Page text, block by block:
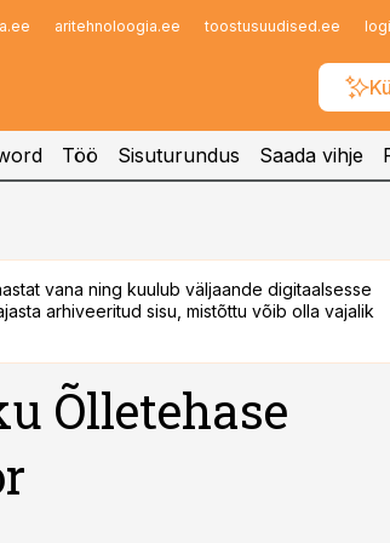
aritehnoloogia.ee toostusuudised.ee
Töö Sisuturundus Saada vihje
vana ning kuulub väljaande digitaalsesse
arhiveeritud sisu, mistõttu võib olla vajalik
Õlletehase